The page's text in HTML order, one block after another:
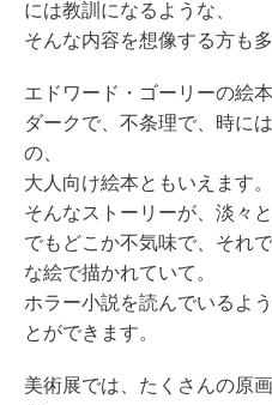
には教訓になるような、
そんな内容を想像する方も
エドワード・ゴーリーの絵本
ダークで、不条理で、時に
の、
大人向け絵本ともいえます。
そんなストーリーが、淡々と
でもどこか不気味で、それ
な絵で描かれていて。
ホラー小説を読んでいるよ
とができます。
美術展では、たくさんの原